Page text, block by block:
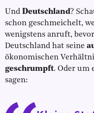
Und Deutschland?
schon geschmeichelt,
wenigstens anruft,
Deutschland hat seine
ökonomischen
geschrumpft. Oder um
sagen: